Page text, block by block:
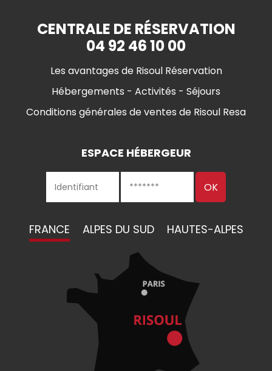
CENTRALE DE RÉSERVATION
04 92 46 10 00
Les avantages de Risoul Réservation
Hébergements - Activités - Séjours
Conditions générales de ventes de Risoul Resa
ESPACE HÉBERGEUR
FRANCE ALPES DU SUD HAUTES-ALPES